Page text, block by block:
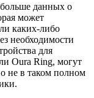
данных о
может
каких-либо
необходимости
для
Oura Ring, могут
не в таком полном